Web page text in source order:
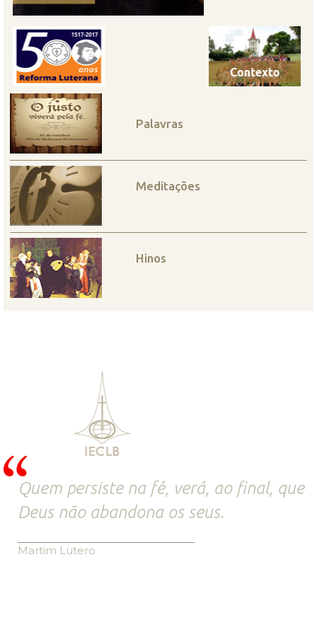
Palavras
Meditações
Hinos
Quem persiste na fé, verá, ao final, que
Deus não abandona os seus.
Martim Lutero